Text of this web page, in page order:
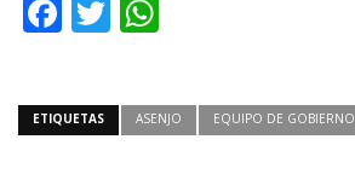
Facebook
Twitter
ETIQUETAS ASENJO EQUIPO DE GOBIERNO